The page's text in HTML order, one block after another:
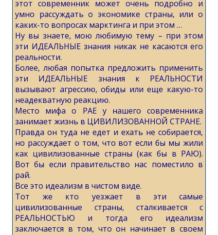
этот современник может очень подробно и
умно рассуждать о экономике страны, или о
каких-то вопросах марктинга и при этом …
Ну вы знаете, мою любимую тему – при этом
эти ИДЕАЛЬНЫЕ знания никак не касаются его
реальности.
Более, любая попытка предложить применить
эти ИДЕАЛЬНЫЕ знания к РЕАЛЬНОСТИ
вызывают агрессию, обиды или еще какую-то
неадекватную реакцию.
Место мифа о РАЕ у нашего современника
занимает жизнь в ЦИВИЛИЗОВАННОЙ СТРАНЕ.
Правда он туда не едет и ехать не собирается,
но рассуждает о том, что вот если бы мы жили
как цивилизованные страны (как бы в РАЮ).
Вот бы если правительство нас поместило в
рай.
Все это идеализм в чистом виде.
Тот же кто уезжает в эти самые
цивилизованные страны, сталкивается с
РЕАЛЬНОСТЬЮ и тогда его идеализм
заключается в том, что он начинает в своем